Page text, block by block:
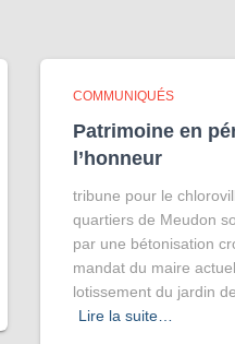
COMMUNIQUÉS
Patrimoine en
l’honneur
tribune pour le
quartiers de Meudon
par une bétonisation
mandat du maire
lotissement du jardin
Lire la suite…